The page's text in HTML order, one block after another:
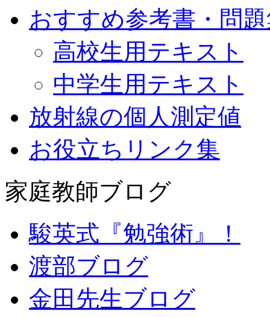
おすすめ参考書・問
高校生用テキスト
中学生用テキスト
放射線の個人測定値
お役立ちリンク集
家庭教師ブログ
駿英式『勉強術』！
渡部ブログ
金田先生ブログ